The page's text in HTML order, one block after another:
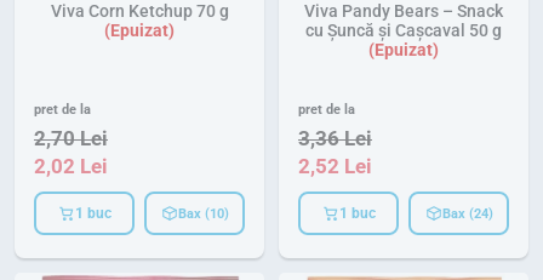
Viva Corn Ketchup 70 g
pret de la
2,70Lei
2,02 Lei
1 buc Bax (10)
Viva Pandy Bears – Snack
cu Șuncă și Cașcaval 50 g
pret de la
3,36Lei
2,52 Lei
1 buc Bax (24)